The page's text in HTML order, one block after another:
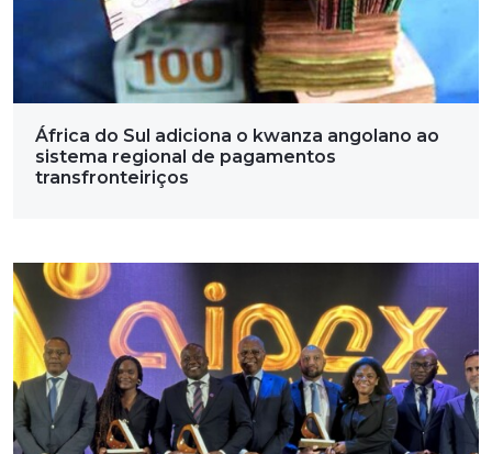
África do Sul adiciona o kwanza angolano ao
sistema regional de pagamentos
transfronteiriços